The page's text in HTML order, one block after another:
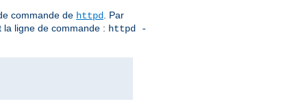
commande de httpd
. Par
ligne de commande : httpd -